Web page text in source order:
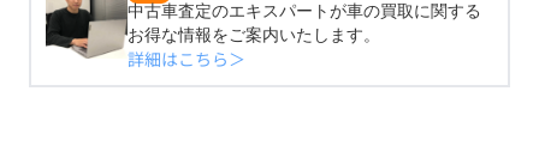
中古車査定のエキスパートが車の買取に関する
お得な情報をご案内いたします。
詳細はこちら＞